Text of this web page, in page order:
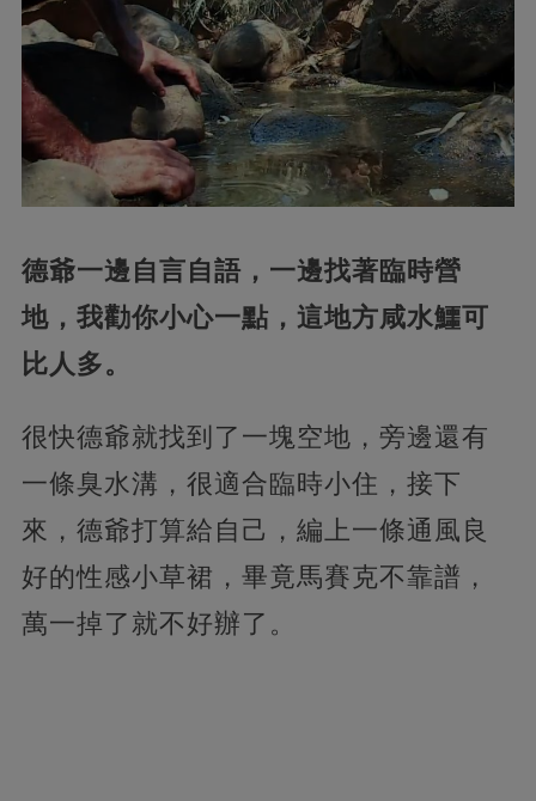
德爺一邊自言自語，一邊找著臨時營
地，我勸你小心一點，這地方咸水鱷可
比人多。
很快德爺就找到了一塊空地，旁邊還有
一條臭水溝，很適合臨時小住，接下
來，德爺打算給自己，編上一條通風良
好的性感小草裙，畢竟馬賽克不靠譜，
萬一掉了就不好辦了。